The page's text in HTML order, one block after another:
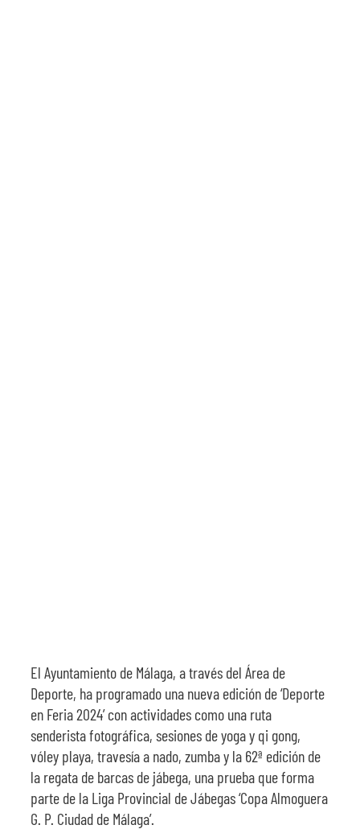
El Ayuntamiento de Málaga, a través del Área de
Deporte, ha programado una nueva edición de ‘Deporte
en Feria 2024’ con actividades como una ruta
senderista fotográfica, sesiones de yoga y qi gong,
vóley playa, travesía a nado, zumba y la 62ª edición de
la regata de barcas de jábega, una prueba que forma
parte de la Liga Provincial de Jábegas ‘Copa Almoguera
G. P. Ciudad de Málaga’.